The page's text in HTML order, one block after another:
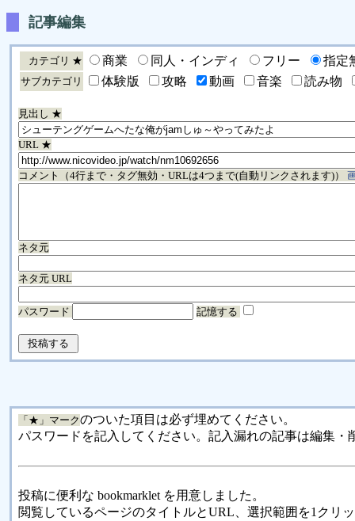
記事編集
カテゴリ ★ 商業 同人・インディ フリー 指定
サブカテゴリ 体験版 攻略 動画 音楽 読み物
見出し ★
URL ★
コメント（4行まで・タグ無効・URLは4つまで(自動リンクされます)）
ネタ元
ネタ元 URL
パスワード 記憶する
「★」マークのついた項目は必ず埋めてください。
パスワードを記入してください。記入漏れの記事は編集・
投稿に便利な bookmarklet を用意しました。
閲覧しているページのタイトルとURL、選択範囲を1クリ